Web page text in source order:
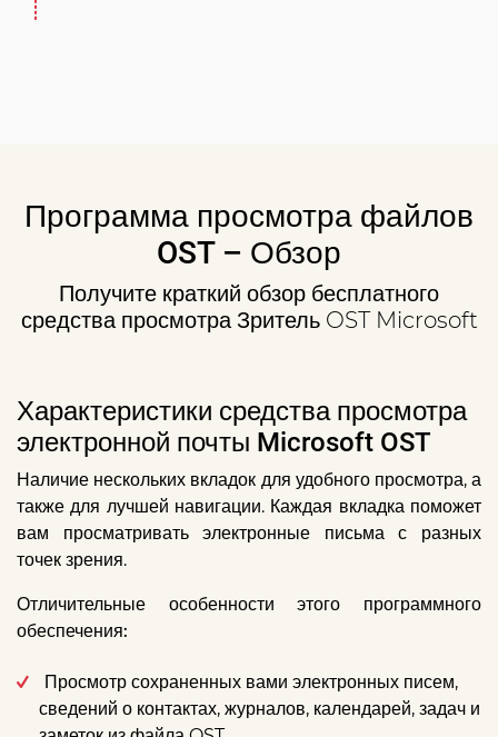
Программа просмотра файлов
OST – Обзор
Получите краткий обзор бесплатного
средства просмотра Зритель OST Microsoft
Характеристики средства просмотра
электронной почты Microsoft OST
Наличие нескольких вкладок для удобного просмотра, а
также для лучшей навигации. Каждая вкладка поможет
вам просматривать электронные письма с разных
точек зрения.
Отличительные особенности этого программного
обеспечения:
Просмотр сохраненных вами электронных писем,
сведений о контактах, журналов, календарей, задач и